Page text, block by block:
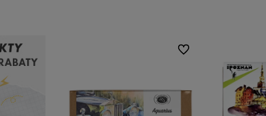
Do ulubionych